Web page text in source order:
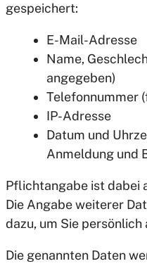
gespeichert:
E-Mail-Adresse
Name,
angegeben)
Telefonnummer
IP-Adresse
Datum und
Anmeldung und
Pflichtangabe ist dabei
Die Angabe weiterer
dazu, um Sie persönlich
Die genannten Daten